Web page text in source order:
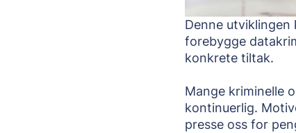
Denne utviklingen
forebygge
konkrete tiltak.
Mange kriminelle
kontinuerlig.
presse oss for